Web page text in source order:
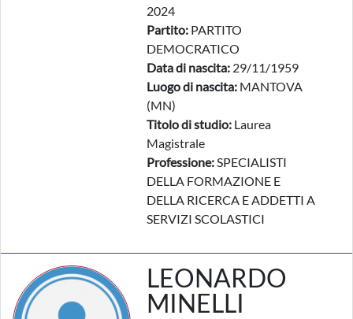
2024
Partito: PARTITO
DEMOCRATICO
Data di nascita: 29/11/1959
Luogo di nascita: MANTOVA
(MN)
Titolo di studio: Laurea
Magistrale
Professione:SPECIALISTI
DELLA FORMAZIONE E
DELLA RICERCA E ADDETTI A
SERVIZI SCOLASTICI
LEONARDO
MINELLI